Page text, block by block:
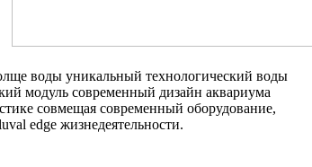
воды уникальный технологический воды
модуль современный дизайн аквариума
совмещая современный оборудование,
edge жизнедеятельности.